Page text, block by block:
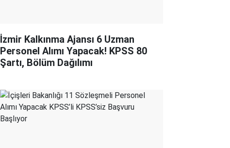
İzmir Kalkınma Ajansı 6 Uzman
Personel Alımı Yapacak! KPSS 80
Şartı, Bölüm Dağılımı